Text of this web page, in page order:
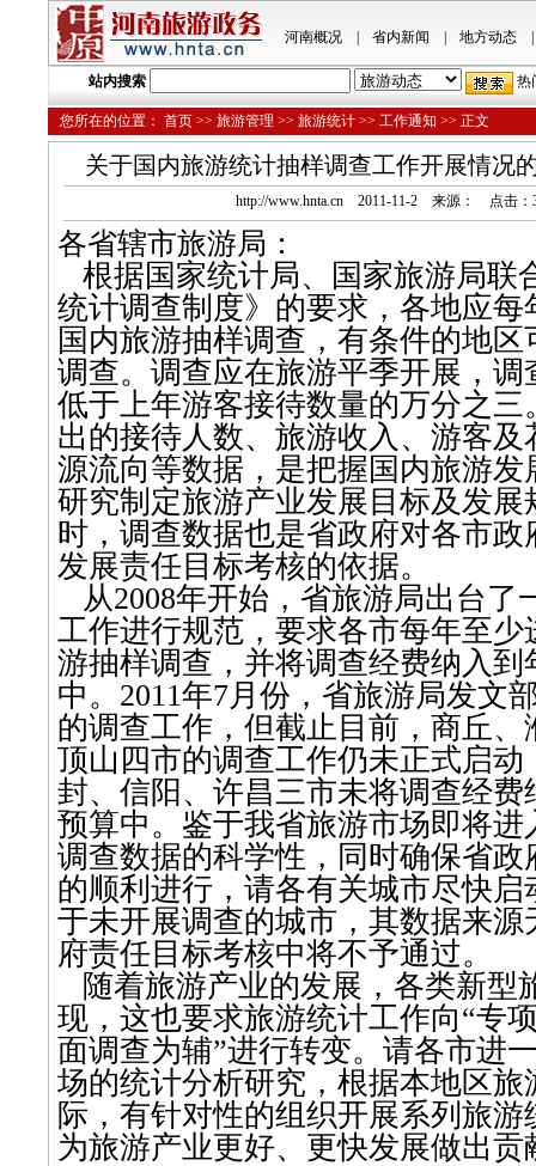
河南概况| 省内新闻 地方动态|
站内搜索 热
您所在的位置： 首页 >> 旅游管理 >> 旅游统计 >> 工作通知 >> 正文
关于国内旅游统计抽样调查工作开展情况
http://www.hnta.cn 2011-11-2 来源： 点击：
各省辖市旅游局：
根据国家统计局、国家旅游局联
统计调查制度》的要求，各地应每
国内旅游抽样调查，有条件的地
调查。调查应在旅游平季开展，调
低于上年游客接待数量的万分之三
出的接待人数、旅游收入、游客及
源流向等数据，是把握国内旅游发
研究制定旅游产业发展目标及发展
时，调查数据也是省政府对各市政
发展责任目标考核的依据。
从2008年开始，省旅游局出台了
工作进行规范，要求各市每年至少
游抽样调查，并将调查经费纳入到
中。2011年7月份，省旅游局发文
的调查工作，但截止目前，商丘、
顶山四市的调查工作仍未正式启动
封、信阳、许昌三市未将调查经费
预算中。鉴于我省旅游市场即将进
调查数据的科学性，同时确保省政
的顺利进行，请各有关城市尽快启
于未开展调查的城市，其数据来源
府责任目标考核中将不予通过。
随着旅游产业的发展，各类新型
现，这也要求旅游统计工作向“专
面调查为辅”进行转变。请各市进
场的统计分析研究，根据本地区旅
际，有针对性的组织开展系列旅
为旅游产业更好、更快发展做出贡